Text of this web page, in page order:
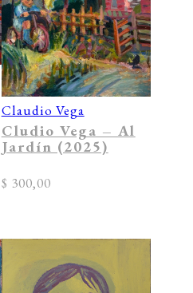
Claudio Vega
Cludio Vega – Al
Jardín (2025)
$ 300,00